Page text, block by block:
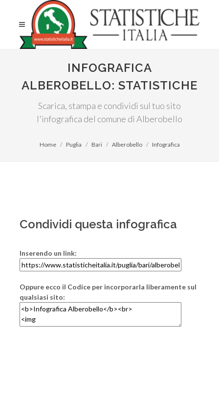
INFOGRAFICA
ALBEROBELLO: STATISTICHE
Scarica, stampa e condividi sul tuo sito
l'infografica del comune di Alberobello
Home Puglia Bari Alberobello Infografica
Condividi questa infografica
Inserendo un link:
Oppure ecco il Codice per incorporarla liberamente sul
qualsiasi sito: